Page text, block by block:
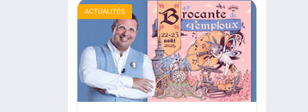
ACTUALITÉS